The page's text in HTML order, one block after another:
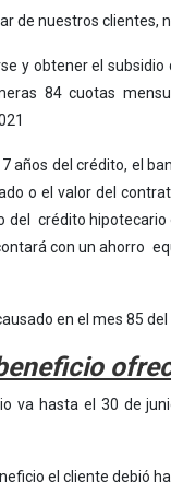
de nuestros clientes,
y obtener el
84 cuotas
años del crédito, el
o el valor del
del crédito
con un ahorro
en el mes 85
va hasta el 30 de
el cliente debió